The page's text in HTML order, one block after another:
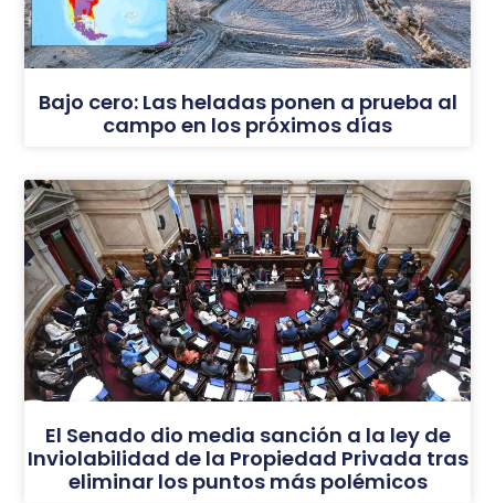
Bajo cero: Las heladas ponen a prueba al
campo en los próximos días
El Senado dio media sanción a la ley de
Inviolabilidad de la Propiedad Privada tras
eliminar los puntos más polémicos